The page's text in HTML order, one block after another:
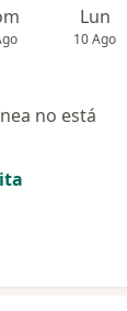
Lun
10 Ago
no está